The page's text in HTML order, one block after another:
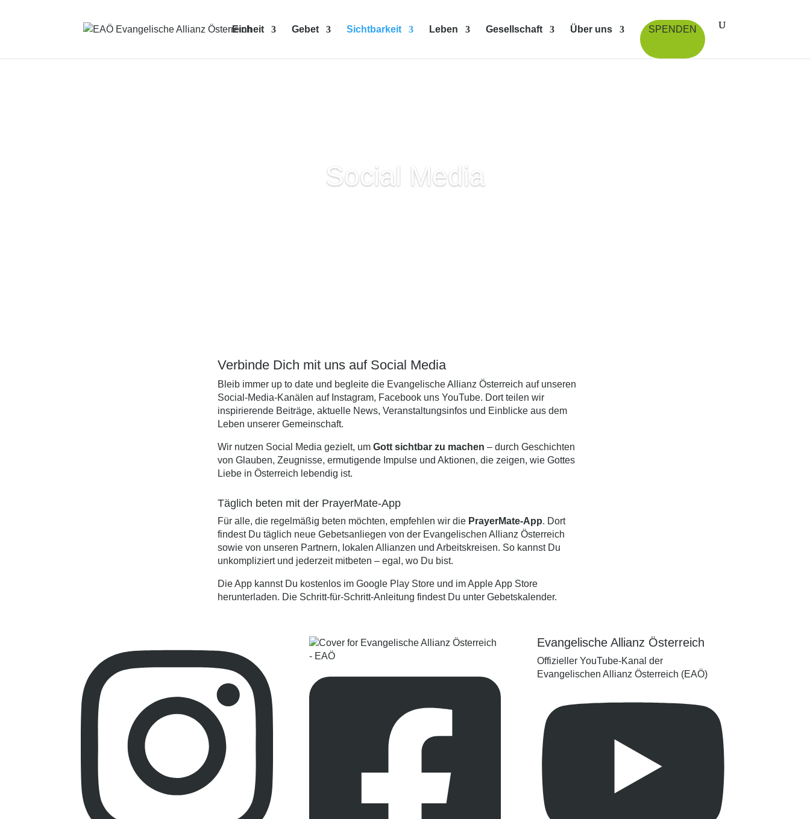
Einheit Gebet Sichtbarkeit Leben Gesellschaft Über uns SPENDEN
Social Media
Verbinde Dich mit uns auf Social Media
Bleib immer up to date und begleite die Evangelische Allianz Österreich auf unseren
Social-Media-Kanälen auf Instagram, Facebook unsYouTube. Dort teilen wir
inspirierende Beiträge, aktuelle News, Veranstaltungsinfos und Einblicke aus dem
Leben unserer Gemeinschaft.
Wir nutzen Social Media gezielt, umGott sichtbar zu machen – durch Geschichten
von Glauben, Zeugnisse, ermutigende Impulse und Aktionen, die zeigen, wie Gottes
Liebe in Österreich lebendig ist.
Täglich beten mit der PrayerMate-App
Für alle, die regelmäßig beten möchten, empfehlen wir die PrayerMate-App. Dort
findest Du täglich neue Gebetsanliegen von der Evangelischen Allianz Österreich
sowie von unseren Partnern, lokalen Allianzen und Arbeitskreisen. So kannst Du
unkompliziert und jederzeit mitbeten – egal, wo Du bist.
Die App kannst Du kostenlos im Google Play Store und im Apple App Store
herunterladen. Die Schritt-für-Schritt-Anleitung findest Du unterGebetskalender.
Evangelische Allianz Österreich
Offizieller YouTube-Kanal der
Evangelischen Allianz Österreich (EAÖ)